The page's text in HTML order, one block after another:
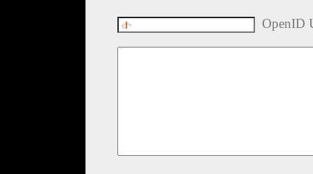
OpenID